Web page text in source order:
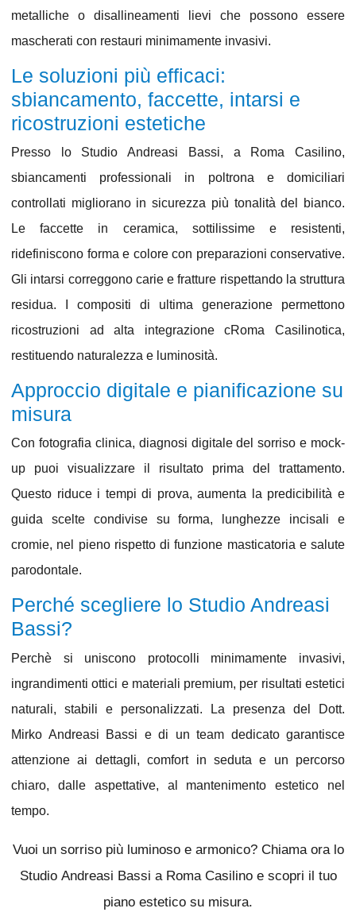
metalliche o disallineamenti lievi che possono essere
mascherati con restauri minimamente invasivi.
Le soluzioni più efficaci:
sbiancamento, faccette, intarsi e
ricostruzioni estetiche
Presso lo Studio Andreasi Bassi, a Roma Casilino,
sbiancamenti professionali in poltrona e domiciliari
controllati migliorano in sicurezza più tonalità del bianco.
Lefaccette in ceramica, sottilissime e resistenti,
ridefiniscono forma e colore con preparazioni conservative.
Gli intarsi correggono carie e fratture rispettando la struttura
residua. I compositi di ultima generazione permettono
ricostruzioni ad alta integrazione cRoma Casilinotica,
restituendo naturalezza e luminosità.
Approccio digitale e pianificazione su
misura
Con fotografia clinica, diagnosi digitale del sorriso e mock-
up puoi visualizzare il risultato prima del trattamento.
Questo riduce i tempi di prova, aumenta la predicibilità e
guida scelte condivise su forma, lunghezze incisali e
cromie, nel pieno rispetto di funzione masticatoria e salute
parodontale.
Perché scegliere lo Studio Andreasi
Bassi?
Perchè si uniscono protocolli minimamente invasivi,
ingrandimenti ottici e materiali premium, per risultati estetici
naturali, stabili e personalizzati. La presenza del
Dott.
Mirko Andreasi Bassi e di un team dedicato garantisce
attenzione ai dettagli, comfort in seduta e un percorso
chiaro, dalle aspettative, al mantenimento estetico nel
tempo.
Vuoi un sorriso più luminoso e armonico? Chiama ora lo
Studio Andreasi Bassi a Roma Casilinoe scopri il tuo
piano estetico su misura.